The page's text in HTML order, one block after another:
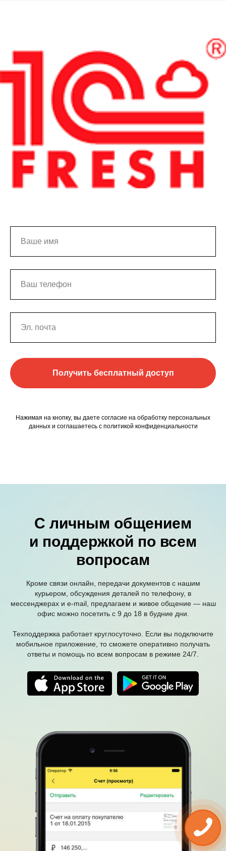
Получить бесплатный доступ
Нажимая на кнопку, вы даете согласие на обработку персональных
данных и соглашаетесь c политикой конфиденциальности
С личным общением
и поддержкой по всем
вопросам
Кроме связи онлайн, передачи документов с нашим
курьером, обсуждения деталей по телефону, в
мессенджерах и e-mail, предлагаем и живое общение — наш
офис можно посетить с 9 до 18 в будние дни.
Техподдержка работает круглосуточно. Если вы подключите
мобильное приложение, то сможете оперативно получать
ответы и помощь по всем вопросам в режиме 24/7.